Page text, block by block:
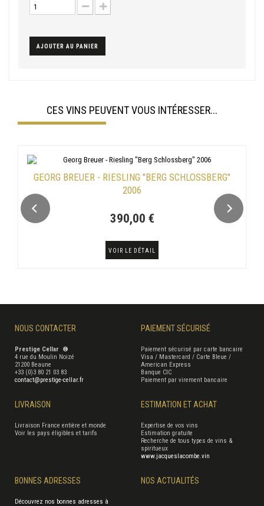
AJOUTER AU PANIER
CES VINS PEUVENT VOUS INTÉRESSER...
GEORG BREUER - RIESLING "BERG SCHLOSSBERG"
2006
390,00 €
VOIR LE DÉTAIL
NOUS CONTACTER
Prestige Cellar ®
4 rue du Moulin Noizé
21200 Beaune
+33 (0)3 80 21 03 83
contact@prestige-cellar.fr
PAIEMENT SÉCURISÉ
Paiement sécurisé par carte bancaire
Visa / Mastercard / Carte Bleue /
American Express
Banque CIC
Paiement par virement bancaire
LIVRAISON
Livraison France entière et monde
Voir les pays éligibles et tarifs
BONNES ADRESSES
Découvrez nos bonnes adresses à
ESTIMATION ET ACHAT
Expertise de vos vins
Estimation gratuite
Recherche de tous types de vins &
spiritueux
www.jacqueslacombe.vin
NOS ACTUALITÉS